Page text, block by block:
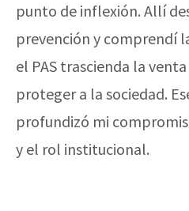
punto de inflexión. Allí
prevención y comprendí
el PAS trascienda la
proteger a la sociedad.
profundizó mi
y el rol institucional.